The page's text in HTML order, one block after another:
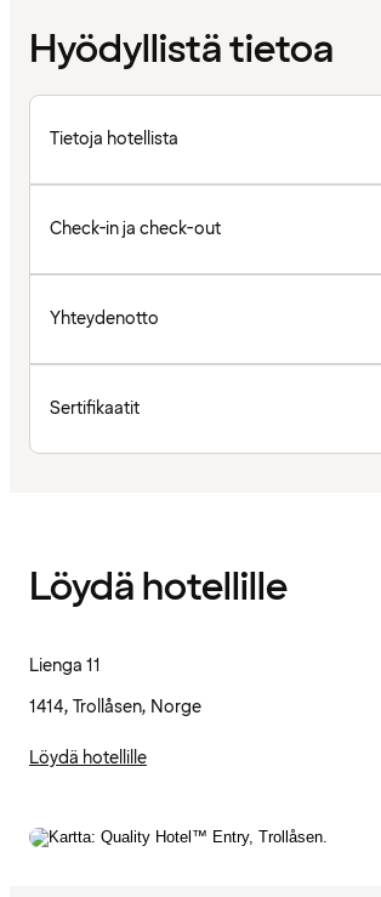
Hyödyllistä tietoa
Tietoja hotellista
Check-in ja check-out
Yhteydenotto
Sertifikaatit
Löydä hotellille
Lienga 11
1414, Trollåsen, Norge
Löydä hotellille